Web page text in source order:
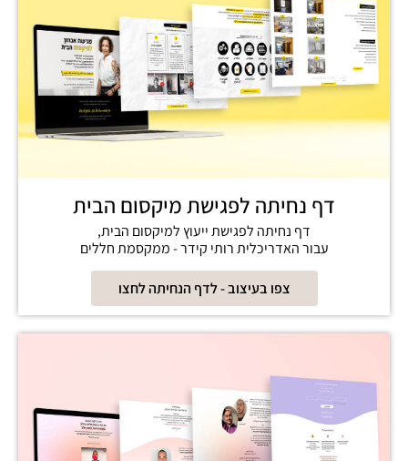
דף נחיתה לפגישת מיקסום הבית
דף נחיתה לפגישת ייעוץ למיקסום הבית,
עבור האדריכלית רותי קידר - ממקסמת חללים
צפו בעיצוב - לדף הנחיתה לחצו